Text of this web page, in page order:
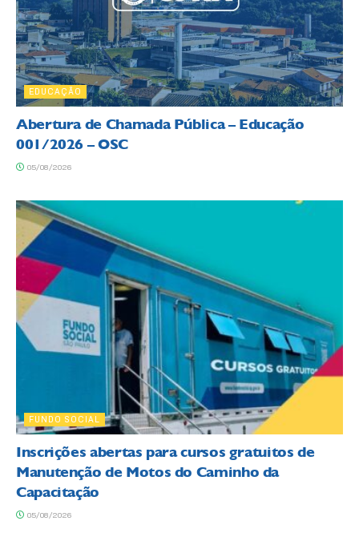
EDUCAÇÃO
Abertura de Chamada Pública – Educação
001/2026 – OSC
05/08/2026
FUNDO SOCIAL
Inscrições abertas para cursos gratuitos de
Manutenção de Motos do Caminho da
Capacitação
05/08/2026